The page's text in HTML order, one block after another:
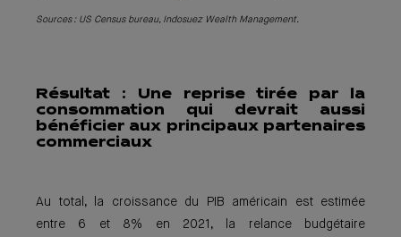
Sources : US Census bureau, Indosuez Wealth Management.
Résultat : Une reprise tirée par la
consommation qui devrait aussi
bénéficier aux principaux partenaires
commerciaux
Au total, la croissance du PIB américain est estimée
entre 6 et 8% en 2021, la relance budgétaire